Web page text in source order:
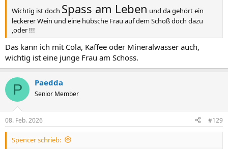
Wichtig ist doch Spass am Leben und da gehört ein
leckerer Wein und eine hübsche Frau auf dem Schoß doch dazu
,oder !!!
Das kann ich mit Cola, Kaffee oder Mineralwasser auch,
wichtig ist eine junge Frau am Schoss.
P Paedda
Senior Member
08. Feb. 2026 #129
Spencer schrieb: